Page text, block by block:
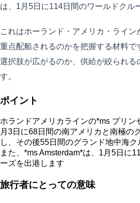
は、1月5日に114日間のワールドクル
これはホーランド・アメリカ・ライン
重点配船されるのかを把握する材料で
選択肢が広がるのか、供給が絞られる
す。
ポイント
ホランドアメリカラインの*ms プリン
月3日に68日間の南アメリカと南極の
し、その後55日間のグランド地中海
また、*ms Amsterdam*は、1月5日に
ーズを出港します
旅行者にとっての意味